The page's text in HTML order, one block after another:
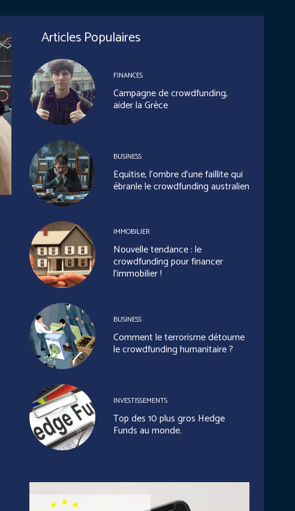
Articles Populaires
FINANCES
Campagne de crowdfunding,
aider la Grèce
BUSINESS
Equitise, l’ombre d’une faillite qui
ébranle le crowdfunding australien
IMMOBILIER
Nouvelle tendance : le
crowdfunding pour financer
l’immobilier !
BUSINESS
Comment le terrorisme détourne
le crowdfunding humanitaire ?
INVESTISSEMENTS
Top des 10 plus gros Hedge
Funds au monde.